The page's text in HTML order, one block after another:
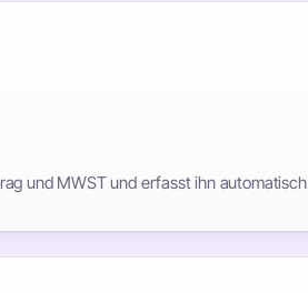
und MWST und erfasst ihn